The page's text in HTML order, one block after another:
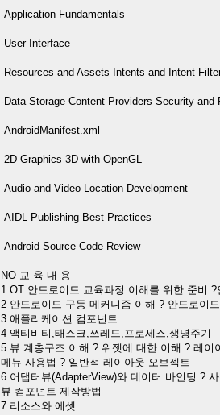
-Application Fundamentals
-User Interface
-Resources and Assets Intents and Intent
-Data Storage Content Providers Security and
-AndroidManifest.xml
-2D Graphics 3D with OpenGL
-Audio and Video Location Development
-AIDL Publishing Best Practices
-Android Source Code Review
NO 교 육 내 용
1 OT 안드로이드 교육과정 이해를 위한 준비
2 안드로이드 구동 메커니즘 이해 ? 안드로이
3 애플리케이션 컴포넌트
4 액티비티,태스크,쓰레드,프로세스,생명주기
5 뷰 계층구조 이해 ? 위젯에 대한 이해 ? 레
메뉴 사용법 ? 일반적 레이아웃 오브젝트
6 어댑터뷰(AdapterView)와 데이터 바인딩 ?
뷰 컴포넌트 제작방법
7 리소스와 에셋